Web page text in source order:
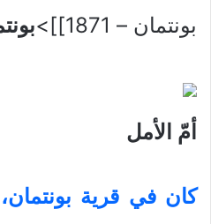
بونتمان – 1871]]>
أمّ الأمل
كان في قرية